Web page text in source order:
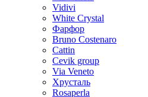
Vidivi
White Crystal
Фарфор
Bruno Costenaro
Cattin
Cevik group
Via Veneto
Хрусталь
Rosaperla